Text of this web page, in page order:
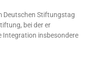
Deutschen Stiftungstag
bei der er
Integration insbesondere